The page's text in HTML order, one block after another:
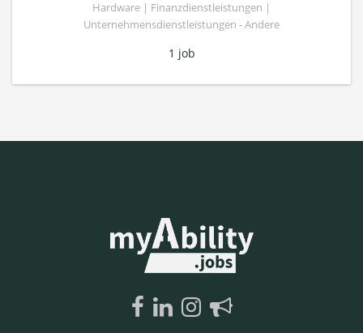
Hardware | Finanzdienstleistungen |
Unternehmensdienstleistungen - Andere
1 job